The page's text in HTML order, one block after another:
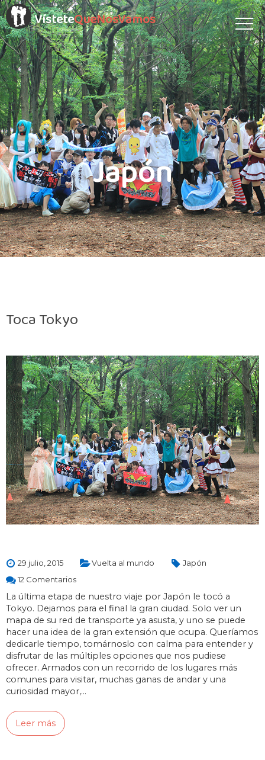
VísteteQueNosVamos
Japón
Toca Tokyo
29 julio, 2015 Vuelta al mundo
Japón
12 Comentarios
La última etapa de nuestro viaje por Japón le tocó a
Tokyo. Dejamos para el final la gran ciudad. Solo ver un
mapa de su red de transporte ya asusta, y uno se puede
hacer una idea de la gran extensión que ocupa. Queríamos
dedicarle tiempo, tomárnoslo con calma para entender y
disfrutar de las múltiples opciones que nos pudiese
ofrecer. Armados con un recorrido de los lugares más
comunes para visitar, muchas ganas de andar y una
curiosidad mayor,…
Leer más